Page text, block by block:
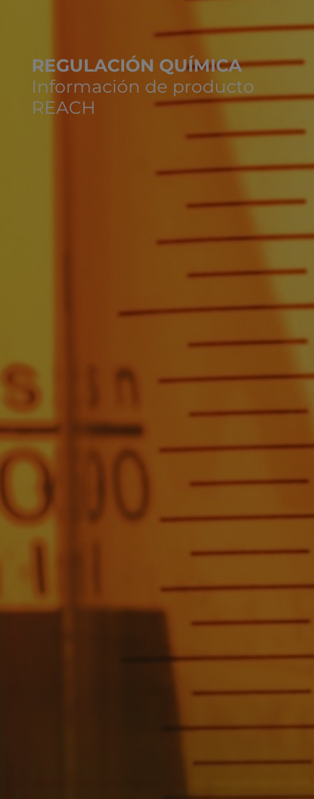
REGULACIÓN QUÍMICA
Información de producto
REACH